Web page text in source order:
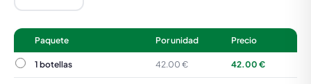
Paquete Por unidad Precio
1 botellas1 botellas 42.00 € 42.00 €